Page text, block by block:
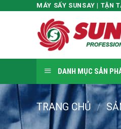
MÁY SẤY SUNSAY | TẬN
DANH MỤC SẢN
TRANG CHỦ /